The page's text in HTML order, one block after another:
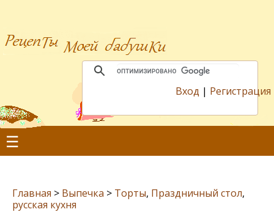
Вход | Регистрация
☰
Главная > Выпечка > Торты, Праздничный стол,
русская кухня